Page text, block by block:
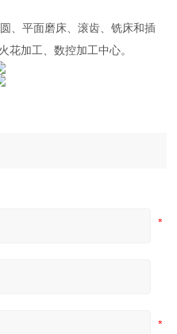
、平面磨床、滚齿、铣床和插
花加工、数控加工中心。